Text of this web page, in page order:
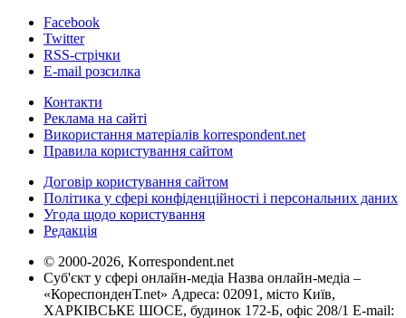
Facebook
Twitter
RSS-стрічки
E-mail розсилка
Контакти
Реклама на сайті
Використання матеріалів korrespondent.net
Правила користування сайтом
Договір користування сайтом
Політика у сфері конфіденційності і персональних даних
Угода щодо користування
Редакція
© 2000-2026, Korrespondent.net
Суб'єкт у сфері онлайн-медіа Назва онлайн-медіа –
«КореспонденТ.net» Адреса: 02091, місто Київ,
ХАРКІВСЬКЕ ШОСЕ, будинок 172-Б, офіс 208/1 E-mail: